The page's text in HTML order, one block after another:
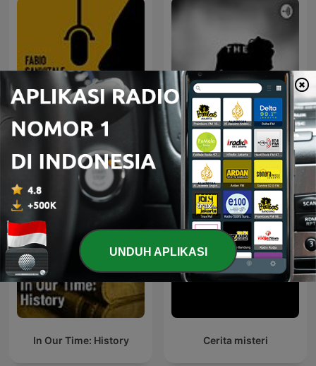
Dentro il mistero misteri sma tugu malang
In Our Time: History Cerita misteri
UNDUH APLIKASI